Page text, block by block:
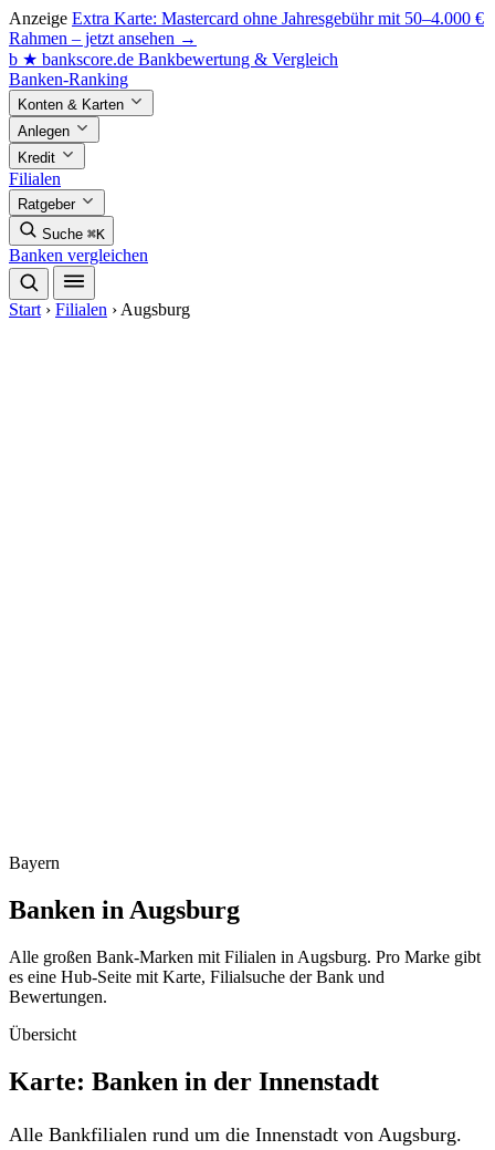
Anzeige Extra Karte: Mastercard ohne Jahresgebühr mit 50–4.000 €
Rahmen – jetzt ansehen →
b ★ bankscore.de Bankbewertung & Vergleich
Banken-Ranking
Konten & Karten
Anlegen
Kredit
Filialen
Ratgeber
Suche ⌘K
Banken vergleichen
Start › Filialen › Augsburg
Bayern
Banken in Augsburg
Alle großen Bank-Marken mit Filialen in Augsburg. Pro Marke gibt
es eine Hub-Seite mit Karte, Filialsuche der Bank und
Bewertungen.
Übersicht
Karte: Banken in der Innenstadt
Alle Bankfilialen rund um die Innenstadt von Augsburg.